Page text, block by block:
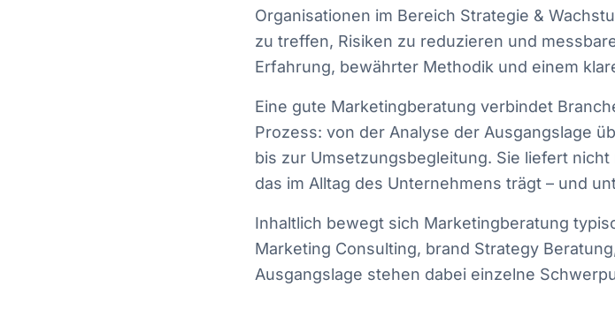
Organisationen im Bereich Strategie &
zu treffen, Risiken zu reduzieren und
Erfahrung, bewährter Methodik und einem
Eine gute Marketingberatung verbindet
Prozess: von der Analyse der Ausgangslage
bis zur Umsetzungsbegleitung. Sie liefert
das im Alltag des Unternehmens trägt – und
Inhaltlich bewegt sich Marketingberatung
Marketing Consulting, brand Strategy
Ausgangslage stehen dabei einzelne